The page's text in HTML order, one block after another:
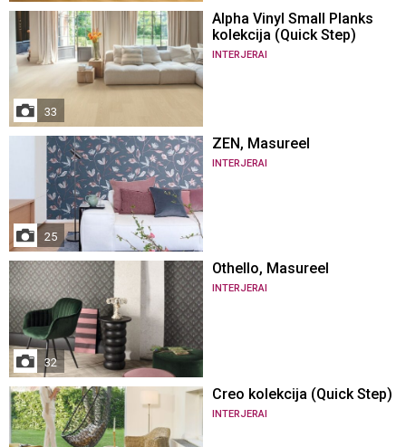
33
Alpha Vinyl Small Planks
kolekcija (Quick Step)
INTERJERAI
25
ZEN, Masureel
INTERJERAI
32
Othello, Masureel
INTERJERAI
Creo kolekcija (Quick Step)
INTERJERAI